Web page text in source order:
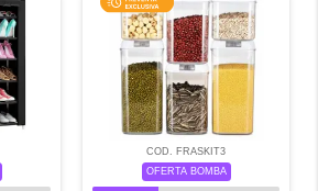
COD. FRASKIT3
OFERTA BOMBA